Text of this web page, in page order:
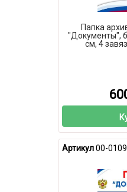
Папка
"Документы",
см, 4
Артикул00-